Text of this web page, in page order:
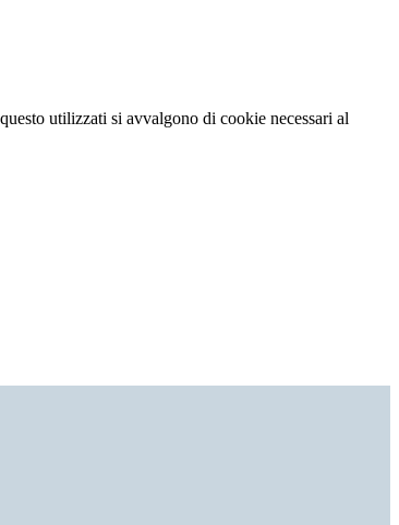
utilizzati si avvalgono di cookie necessari al